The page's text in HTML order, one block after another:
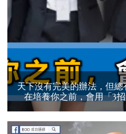
天下沒有完美的辦法，但
在培養你之前，會用「3